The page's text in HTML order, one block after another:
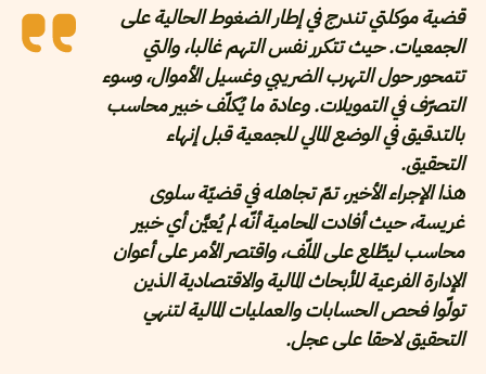
قضية موكلتي تندرج في إطار الضغوط الحالية على
الجمعيات. حيث تتكرر نفس التهم غالبا، والتي
تتمحور حول التهرب الضريبي وغسيل الأموال، وسوء
التصرّف في التمويلات. وعادة ما يُكلّف خبير محاسب
بالتدقيق في الوضع المالي للجمعية قبل إنهاء
التحقيق.
هذا الإجراء الأخير، تمّ تجاهله في قضيّة سلوى
غريسة، حيث أفادت المحامية أنّه لم يُعيَّن أي خبير
محاسب ليطّلع على الملّف، واقتصر الأمر على أعوان
الإدارة الفرعية للأبحاث المالية والاقتصادية الذين
تولّوا فحص الحسابات والعمليات المالية لتنهي
التحقيق لاحقا على عجل.